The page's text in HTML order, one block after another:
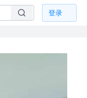
登录